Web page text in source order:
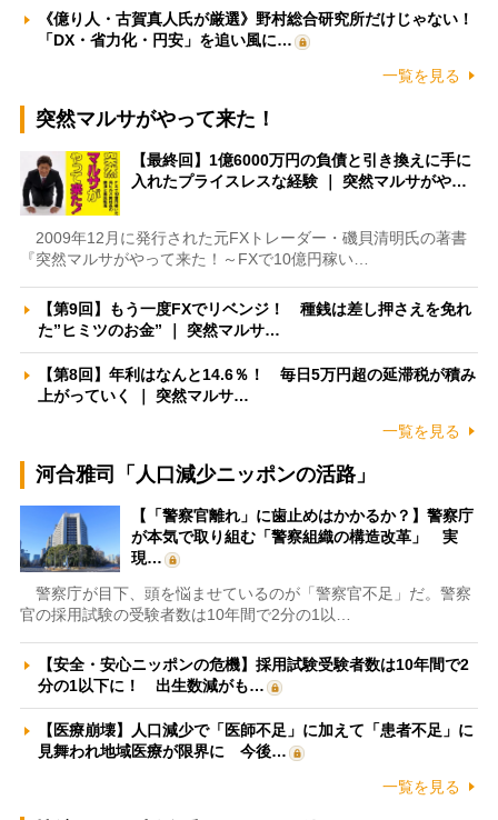
《億り人・古賀真人氏が厳選》野村総合研究所だけじゃない！
「DX・省力化・円安」を追い風に…
一覧を見る
突然マルサがやって来た！
【最終回】1億6000万円の負債と引き換えに手に
入れたプライスレスな経験 ｜ 突然マルサがや…
2009年12月に発行された元FXトレーダー・磯貝清明氏の著書
『突然マルサがやって来た！～FXで10億円稼い…
【第9回】もう一度FXでリベンジ！ 種銭は差し押さえを免れ
た”ヒミツのお金” ｜ 突然マルサ…
【第8回】年利はなんと14.6％！ 毎日5万円超の延滞税が積み
上がっていく ｜ 突然マルサ…
一覧を見る
河合雅司「人口減少ニッポンの活路」
【「警察官離れ」に歯止めはかかるか？】警察庁
が本気で取り組む「警察組織の構造改革」 実
現…
警察庁が目下、頭を悩ませているのが「警察官不足」だ。警察
官の採用試験の受験者数は10年間で2分の1以…
【安全・安心ニッポンの危機】採用試験受験者数は10年間で2
分の1以下に！ 出生数減がも…
【医療崩壊】人口減少で「医師不足」に加えて「患者不足」に
見舞われ地域医療が限界に 今後…
一覧を見る